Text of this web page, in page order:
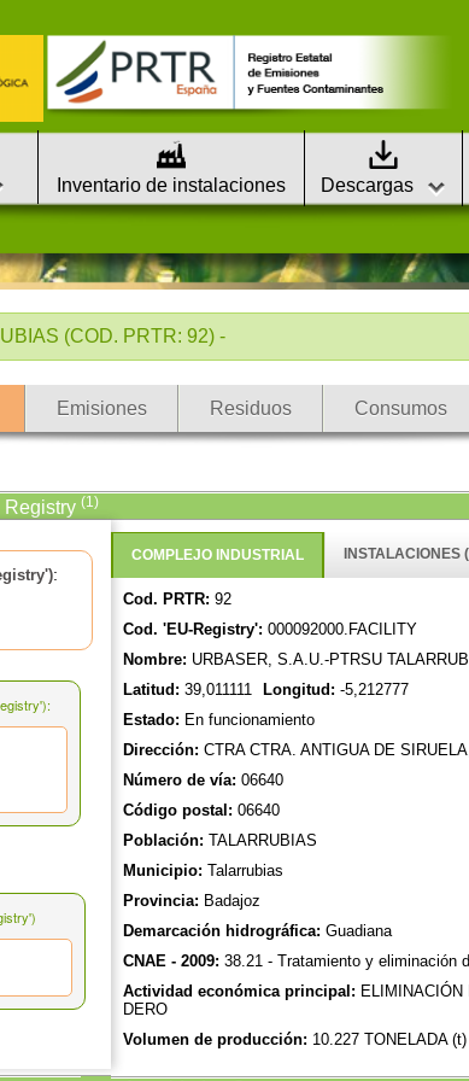
Inventario de instalaciones Descargas
(COD. PRTR: 92) -
Emisiones Residuos Consumos
Registry (1)
:
COMPLEJO INDUSTRIAL INSTALACIONES
Cod. PRTR: 92
Cod. 'EU-Registry': 000092000.FACILITY
Nombre: URBASER, S.A.U.-PTRSU
Latitud: 39,011111 Longitud: -5,212777
Estado: En funcionamiento
Dirección: CTRA CTRA. ANTIGUA DE
Número de vía: 06640
Código postal: 06640
Población: TALARRUBIAS
Municipio: Talarrubias
Provincia: Badajoz
Demarcación hidrográfica: Guadiana
CNAE - 2009: 38.21 - Tratamiento y eliminación
Actividad económica principal:
DERO
Volumen de producción: 10.227 TONELADA (t)